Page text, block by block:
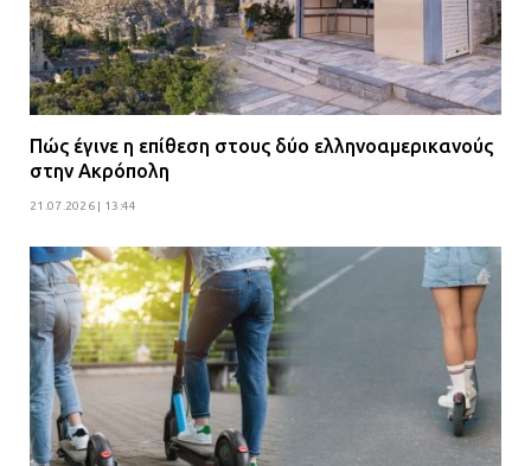
Πώς έγινε η επίθεση στους δύο ελληνοαμερικανούς
στην Ακρόπολη
21.07.2026 | 13:44